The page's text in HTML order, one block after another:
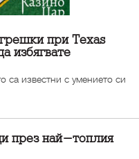
при Texas
избягвате
са известни с умението си
през най-топлия